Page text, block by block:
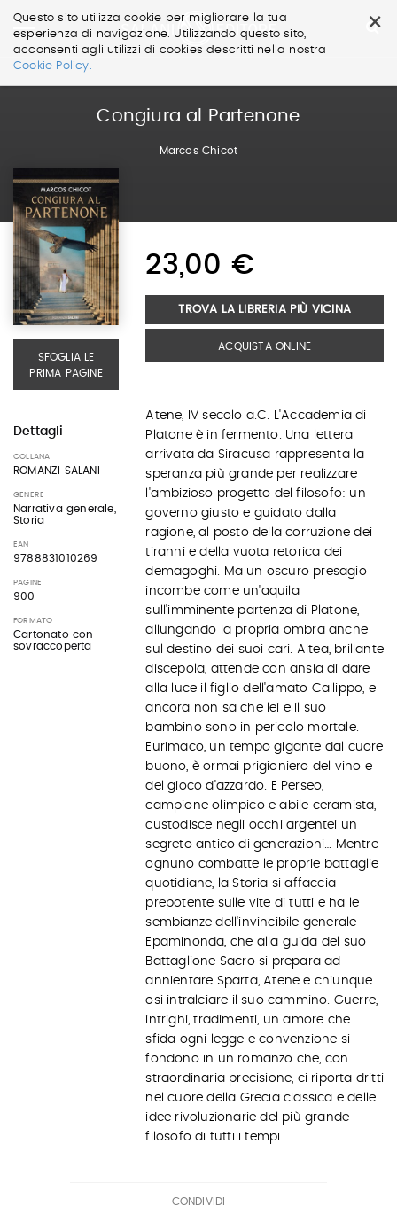
×
Questo sito utilizza cookie per migliorare la tua
esperienza di navigazione. Utilizzando questo sito,
acconsenti agli utilizzi di cookies descritti nella nostra
Cookie Policy.
Salta
Congiura al Partenone
Marcos Chicot
SFOGLIA LE
PRIMA PAGINE
Dettagli
COLLANA
ROMANZI SALANI
GENERE
Narrativa generale,
Storia
EAN
9788831010269
PAGINE
900
FORMATO
Cartonato con
sovraccoperta
23,00 €
TROVA LA LIBRERIA PIÙ VICINA
ACQUISTA ONLINE
Atene, IV secolo a.C. L'Accademia di
Platone è in fermento. Una lettera
arrivata da Siracusa rappresenta la
speranza più grande per realizzare
l'ambizioso progetto del filosofo: un
governo giusto e guidato dalla
ragione, al posto della corruzione dei
tiranni e della vuota retorica dei
demagoghi. Ma un oscuro presagio
incombe come un'aquila
sull'imminente partenza di Platone,
allungando la propria ombra anche
sul destino dei suoi cari. Altea, brillante
discepola, attende con ansia di dare
alla luce il figlio dell'amato Callippo, e
ancora non sa che lei e il suo
bambino sono in pericolo mortale.
Eurimaco, un tempo gigante dal cuore
buono, è ormai prigioniero del vino e
del gioco d'azzardo. E Perseo,
campione olimpico e abile ceramista,
custodisce negli occhi argentei un
segreto antico di generazioni… Mentre
ognuno combatte le proprie battaglie
quotidiane, la Storia si affaccia
prepotente sulle vite di tutti e ha le
sembianze dell'invincibile generale
Epaminonda, che alla guida del suo
Battaglione Sacro si prepara ad
annientare Sparta, Atene e chiunque
osi intralciare il suo cammino. Guerre,
intrighi, tradimenti, un amore che
sfida ogni legge e convenzione si
fondono in un romanzo che, con
straordinaria precisione, ci riporta dritti
nel cuore della Grecia classica e delle
idee rivoluzionarie del più grande
filosofo di tutti i tempi.
CONDIVIDI